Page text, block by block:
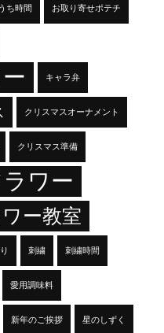
ち時間 お取り寄せポテチ
キャラ弁
クリスマスオーナメント
クリスマス準備
ワー
ー教室
刺繍 刺繍時間
愛用調味料
新年のご挨拶 星のしずく